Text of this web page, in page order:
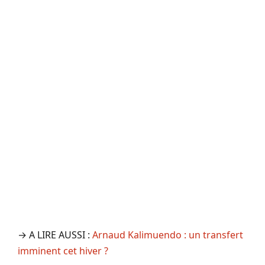
→ A LIRE AUSSI : Arnaud Kalimuendo : un transfert
imminent cet hiver ?